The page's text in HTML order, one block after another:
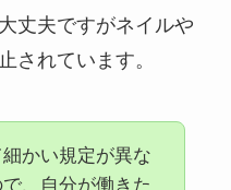
丈夫ですがネイルや
されています。
かい規定が異な
、自分が働きた